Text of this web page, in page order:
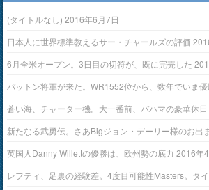
(タイトルなし) 2016年6月7日
日本人に世界標準教えるサー・チャールズの評価
6月全米オープン。3日目の切符が、既に完売した
パットン将軍が来た。WR1552位から、数年でいま
蒼い海、チャーター機。大一番前、バハマの豪華休日
新たなる武勇伝。さあBigジョン・デーリー様のお出
英国人Danny Willettの優勝は、欧州勢の底力 2016年
レフティ、足裏の経験差。4度目可能性Masters。タ